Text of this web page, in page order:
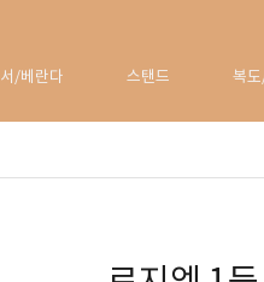
/베란다 스탠드 복